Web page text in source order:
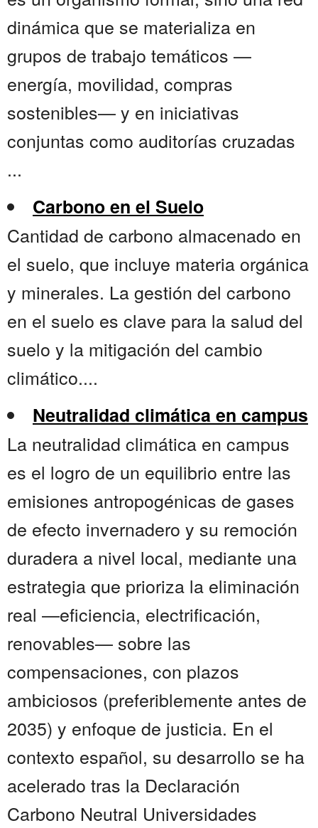
dinámica que se materializa en
grupos de trabajo temáticos —
energía, movilidad, compras
sostenibles— y en iniciativas
conjuntas como auditorías cruzadas
...
Carbono en el Suelo
Cantidad de carbono almacenado en
el suelo, que incluye materia orgánica
y minerales. La gestión del carbono
en el suelo es clave para la salud del
suelo y la mitigación del cambio
climático....
Neutralidad climática en campus
La neutralidad climática en campus
es el logro de un equilibrio entre las
emisiones antropogénicas de gases
de efecto invernadero y su remoción
duradera a nivel local, mediante una
estrategia que prioriza la eliminación
real —eficiencia, electrificación,
renovables— sobre las
compensaciones, con plazos
ambiciosos (preferiblemente antes de
2035) y enfoque de justicia. En el
contexto español, su desarrollo se ha
acelerado tras la Declaración
Carbono Neutral Universidades